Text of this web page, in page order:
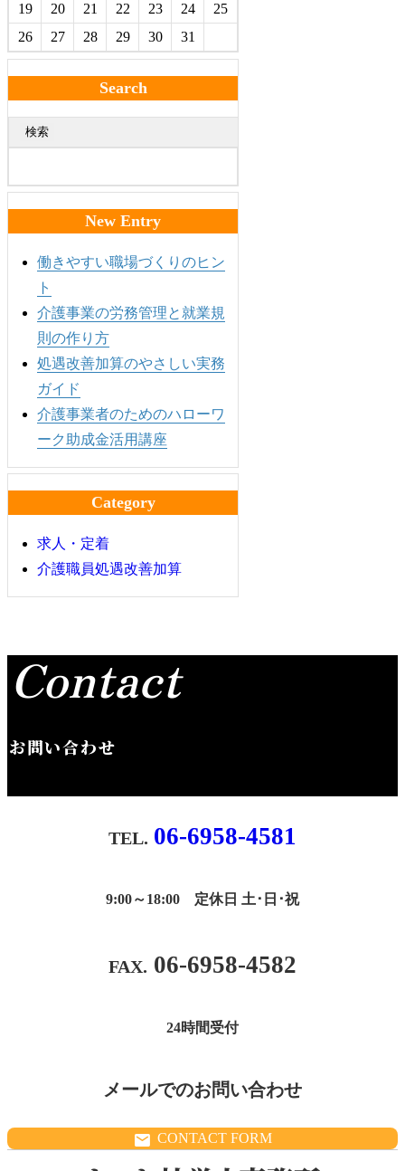
19
20 21 22 23 24
25
26
27 28 29 30 31
Search
検索
New Entry
働きやすい職場づくりのヒン
ト
介護事業の労務管理と就業規
則の作り方
処遇改善加算のやさしい実務
ガイド
介護事業者のためのハローワ
ーク助成金活用講座
Category
求人・定着
介護職員処遇改善加算
Contact
お問い合わせ
06-6958-4581
9:00～18:00 定休日 土･日･祝
06-6958-4582
24時間受付
メールでのお問い合わせ
CONTACT FORM